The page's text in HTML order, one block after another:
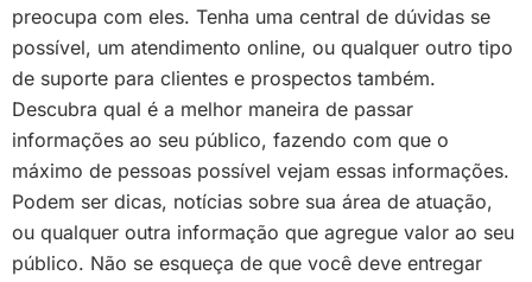
preocupa com eles. Tenha uma central de dúvidas se
possível, um atendimento online, ou qualquer outro tipo
de suporte para clientes e prospectos também.
Descubra qual é a melhor maneira de passar
informações ao seu público, fazendo com que o
máximo de pessoas possível vejam essas informações.
Podem ser dicas, notícias sobre sua área de atuação,
ou qualquer outra informação que agregue valor ao seu
público. Não se esqueça de que você deve entregar